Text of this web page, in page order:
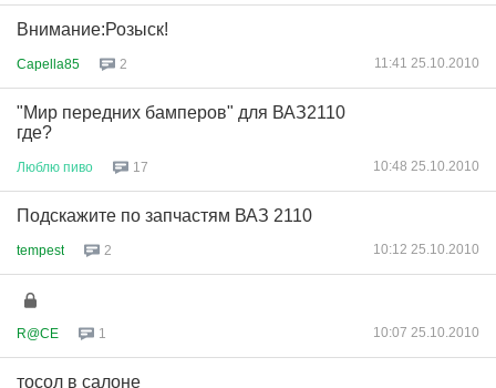
Внимание:Розыск!
Capella85 2 11:41 25.10.2010
"Мир передних бамперов" для ВАЗ2110
где?
Люблю пиво 17 10:48 25.10.2010
Подскажите по запчастям ВАЗ 2110
tempest 2 10:12 25.10.2010
R@CE 1 10:07 25.10.2010
тосол в салоне